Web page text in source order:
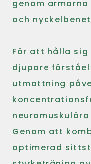
genom
och
För att hålla sig
djupare
utmattning
Genom att
optimerad